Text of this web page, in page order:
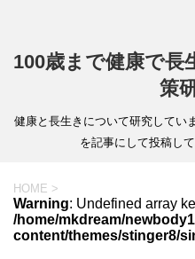
100歳まで健康で長
策
健康と長生きについて研究してい
を記事にして投稿し
HOME >
Warning: Undefined array
/home/mkdream/
content/themes/stinger8/